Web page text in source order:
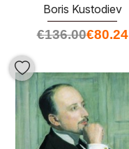
Boris Kustodiev
€136.00€80.24